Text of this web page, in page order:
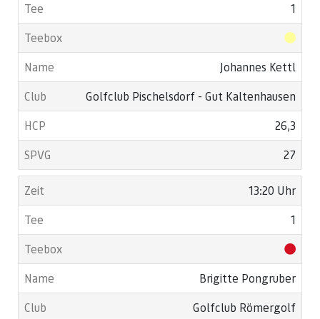
1
Johannes Kettl
Golfclub Pischelsdorf - Gut Kaltenhausen
26,3
27
13:20 Uhr
1
Brigitte Pongruber
Golfclub Römergolf